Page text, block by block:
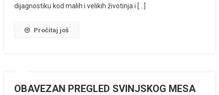
dijagnostiku kod malih i velikih životinja i […]
Pročitaj još
OBAVEZAN PREGLED SVINJSKOG MESA